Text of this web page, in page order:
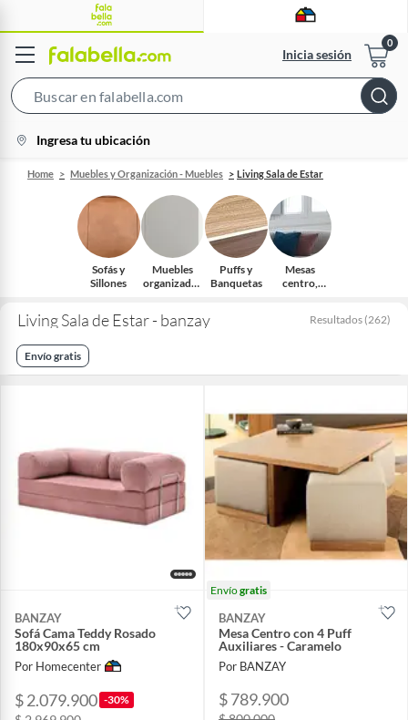
Inicia sesión
Bar
location-
icon
Ingresa tu ubicación
Home Muebles y Organización - Muebles Living Sala de Estar
Sofás y
Sillones
Muebles
organizador
Puffs y
Banquetas
Mesas
centro,
Living Sala de Estar - banzay Resultados (262)
Envío gratis
BANZAY
Sofá Cama Teddy Rosado
180x90x65 cm
Por Homecenter
$ 2.079.900 -30%
Envíogratis
BANZAY
Mesa Centro con 4 Puff
Auxiliares - Caramelo
Por BANZAY
$ 789.900